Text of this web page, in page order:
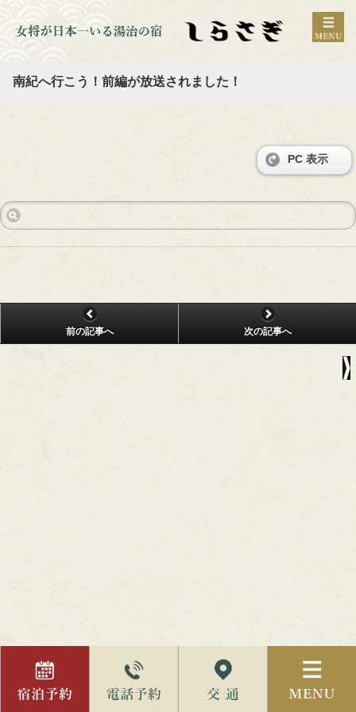
南紀へ行こう！前編が放送されました！
PC 表示
前の記事へ 次の記事へ